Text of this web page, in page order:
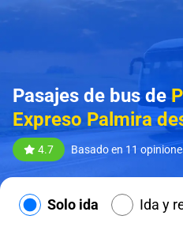
Pasajes de bus de
Expreso Palmira
4.7 Basado en 11
Solo ida Ida y